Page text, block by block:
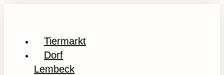
Tiermarkt
Dorf
Lembeck